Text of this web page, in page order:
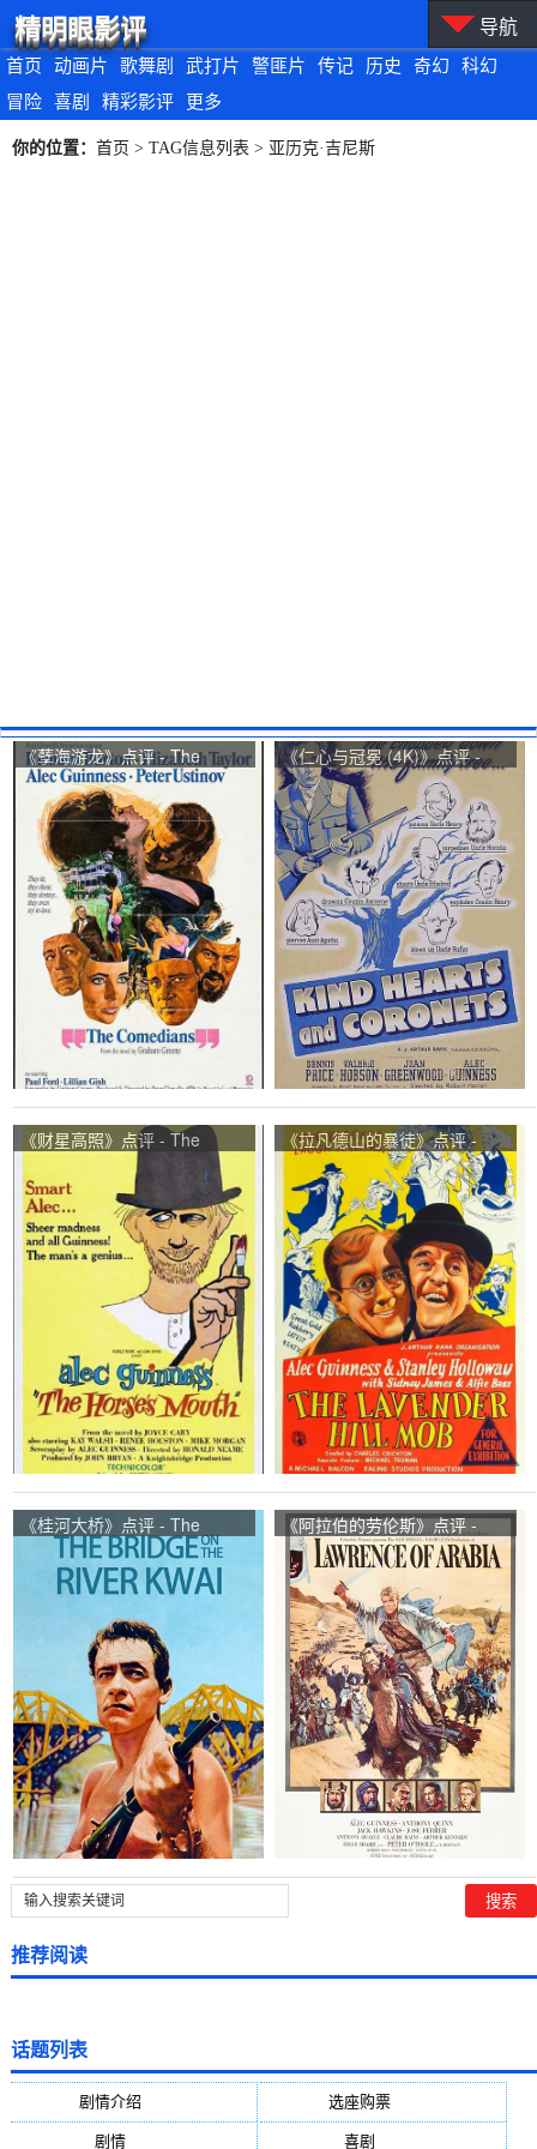
首页 动画片 歌舞剧 武打片 警匪片 传记 历史 奇幻
科幻
冒险
喜剧 精彩影评 更多
精明眼影评 导航
你的位置： 首页 > TAG信息列表 > 亚历克·吉尼斯
《孽海游龙》点评 - The
Comedians网友评价
《仁心与冠冕 (4K)》点评 -
Kind Hearts and Coronets网
友评价
《财星高照》点评 - The
Horse's Mouth网友评价
《拉凡德山的暴徒》点评 -
The Lavender Hill Mob网友评
价
《桂河大桥》点评 - The
Bridge on the River Kwai网友
《阿拉伯的劳伦斯》点评 -
Lawrence of Arabia网友评价
推荐阅读
话题列表
剧情介绍 选座购票(5388)
剧情 喜剧